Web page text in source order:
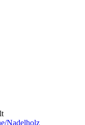
Nadelholz